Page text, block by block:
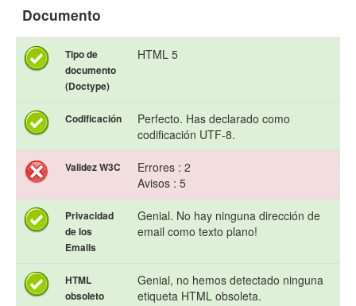
Documento
Tipo de
documento
(Doctype)
HTML 5
Codificación
Perfecto. Has declarado como
codificación UTF-8.
Validez W3C
Errores : 2
Avisos : 5
Privacidad
de los
Emails
Genial. No hay ninguna dirección de
email como texto plano!
HTML
obsoleto
Genial, no hemos detectado ninguna
etiqueta HTML obsoleta.